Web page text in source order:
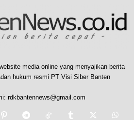
media online yang menyajikan berita
hukum resmi PT Visi Siber Banten
rdkbantennews@gmail.com